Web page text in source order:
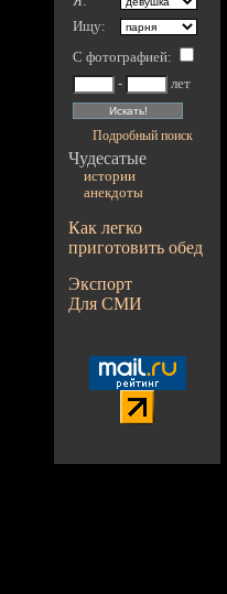
Ищу:
С фотографией:
-
лет
Подробный поиск
Чудесатые
истории
анекдоты
Как легко
приготовить обед
Экспорт
Для СМИ